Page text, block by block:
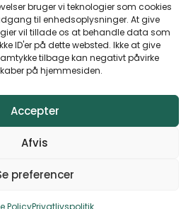
bruger vi teknologier som cookies
til enhedsoplysninger. At give
vil tillade os at behandle data som
ID'er på dette websted. Ikke at give
tilbage kan negativt påvirke
på hjemmesiden.
Accepter
Afvis
preferencer
PolicyPrivatlivspolitik